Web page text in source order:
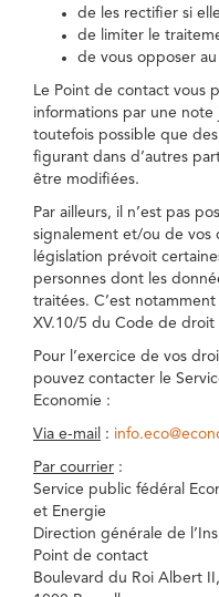
de les rectifier si
de limiter le
de vous opposer
Le Point de contact vous
informations par une
toutefois possible que
figurant dans d’autres
être modifiées.
Par ailleurs, il n’est pas
signalement et/ou de vos
législation prévoit
personnes dont les
traitées. C’est
XV.10/5 du Code de droit
Pour l’exercice de vos
pouvez contacter le
Economie :
Via e-mail :
Par courrier :
Service public fédéral
et Energie
Direction générale de
Point de contact
Boulevard du Roi Albert